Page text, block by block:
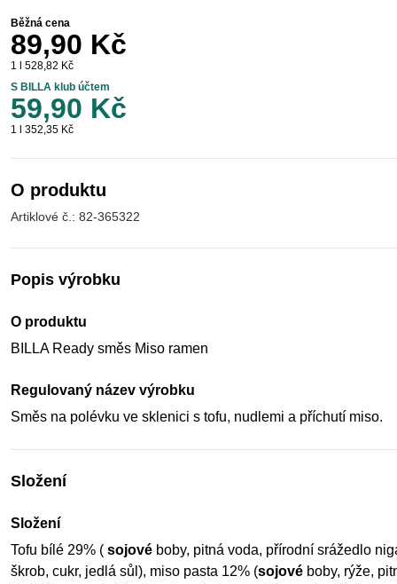
Běžná cena
89,90 Kč
1 l 528,82 Kč
S BILLA klub účtem
59,90 Kč
1 l 352,35 Kč
O produktu
Artiklové č.: 82-365322
Popis výrobku
O produktu
BILLA Ready směs Miso ramen
Regulovaný název výrobku
Směs na polévku ve sklenici s tofu, nudlemi a příchutí miso.
Složení
Složení
Tofu bílé 29% ( sojové boby, pitná voda, přírodní srážedlo
škrob, cukr, jedlá sůl), miso pasta 12% (sojové boby, rýže,